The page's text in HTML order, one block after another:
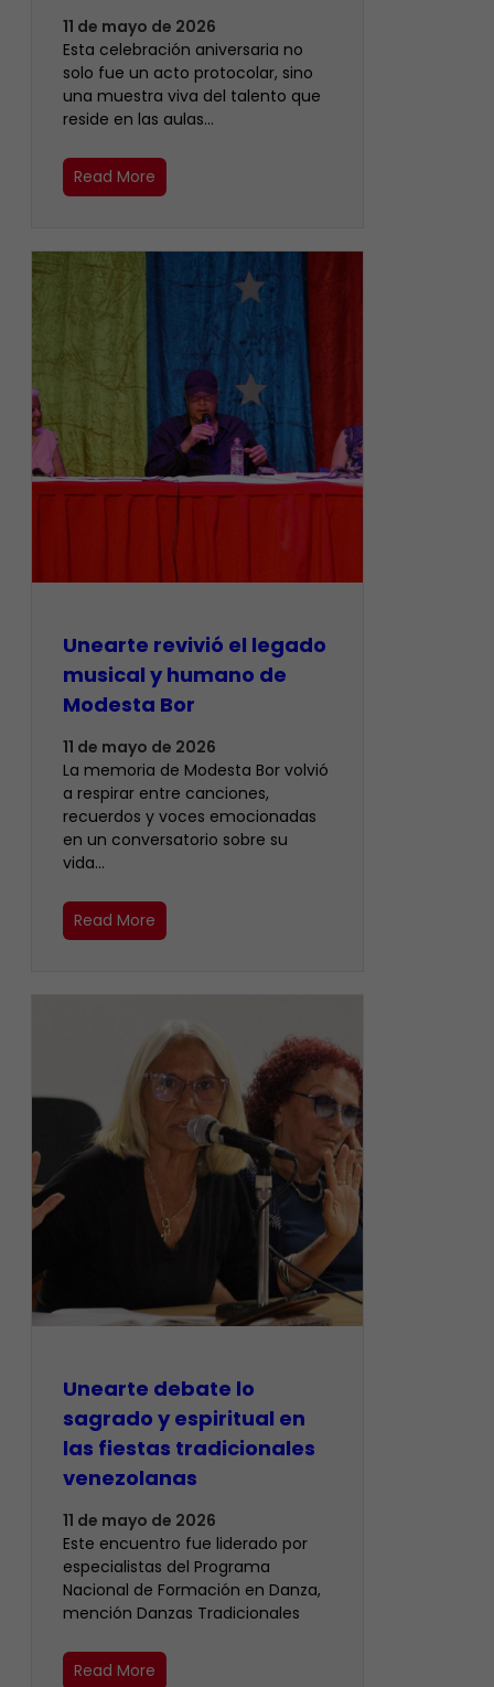
11 de mayo de 2026
Esta celebración aniversaria no
solo fue un acto protocolar, sino
una muestra viva del talento que
reside en las aulas…
Read More
Unearte revivió el legado
musical y humano de
Modesta Bor
11 de mayo de 2026
La memoria de Modesta Bor volvió
a respirar entre canciones,
recuerdos y voces emocionadas
en un conversatorio sobre su
vida…
Read More
Unearte debate lo
sagrado y espiritual en
las fiestas tradicionales
venezolanas
11 de mayo de 2026
Este encuentro fue liderado por
especialistas del Programa
Nacional de Formación en Danza,
mención Danzas Tradicionales
Read More